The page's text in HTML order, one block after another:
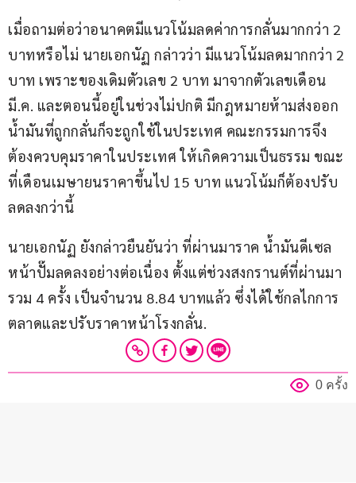
เมื่อถามต่อว่าอนาคตมีแนวโน้มลดค่าการกลั่นมากกว่า 2
บาทหรือไม่ นายเอกนัฏ กล่าวว่า มีแนวโน้มลดมากกว่า 2
บาท เพราะของเดิมตัวเลข 2 บาท มาจากตัวเลขเดือน
มี.ค. และตอนนี้อยู่ในช่วงไม่ปกติ มีกฎหมายห้ามส่งออก
น้ำมันที่ถูกกลั่นก็จะถูกใช้ในประเทศ คณะกรรมการจึง
ต้องควบคุมราคาในประเทศ ให้เกิดความเป็นธรรม ขณะ
ที่เดือนเมษายนราคาขึ้นไป 15 บาท แนวโน้มก็ต้องปรับ
ลดลงกว่านี้
นายเอกนัฏ ยังกล่าวยืนยันว่า ที่ผ่านมาราค น้ำมันดีเซล
หน้าปั๊มลดลงอย่างต่อเนื่อง ตั้งแต่ช่วงสงกรานต์ที่ผ่านมา
รวม 4 ครั้ง เป็นจำนวน 8.84 บาทแล้ว ซึ่งได้ใช้กลไกการ
ตลาดและปรับราคาหน้าโรงกลั่น.
0 ครั้ง